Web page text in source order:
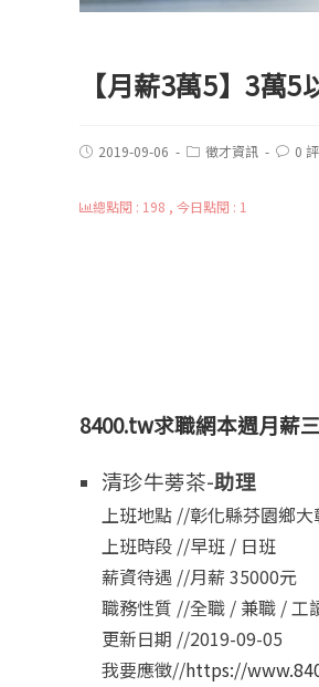
【月薪3萬5】3萬
2019-09-06 徵才資訊 0
總點閱 : 198 , 今日點閱 : 1
8400.tw求職網本週月薪
清珍牛蒡茶-助理
上班地點 //彰化縣芬園鄉
上班時段 //早班 / 日班
薪資待遇 //月薪 35000元
職務性質 //全職 / 兼職 / 工
更新日期 //2019-09-05
我要應徵//https://